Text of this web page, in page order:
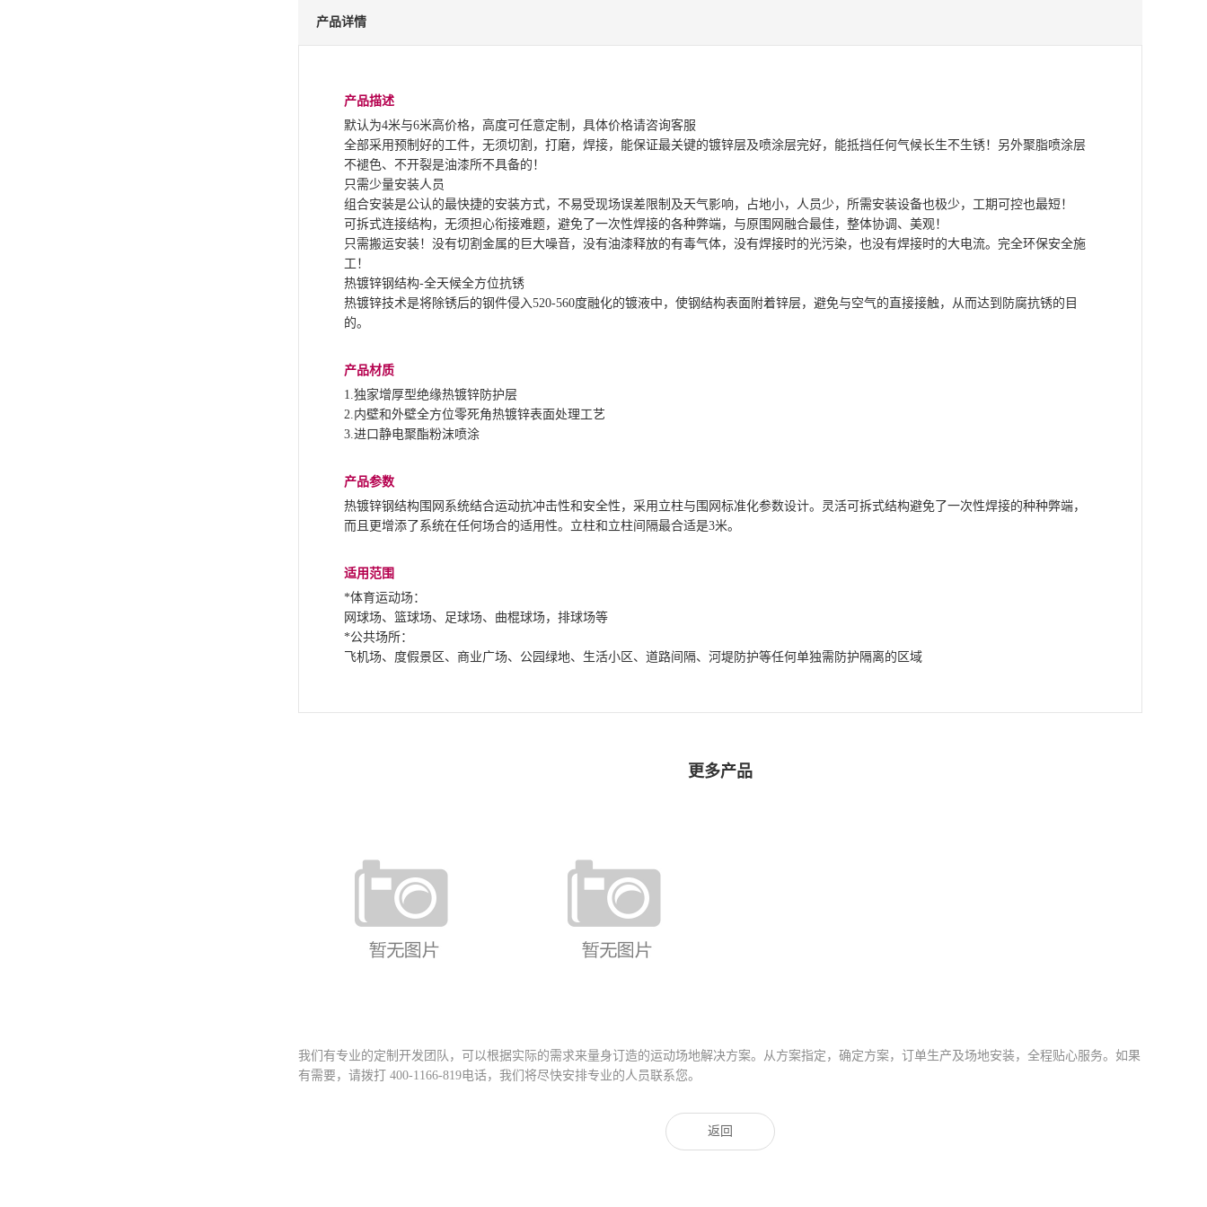
产品详情
产品描述
默认为4米与6米高价格，高度可任意定制，具体价格请咨询客服
全部采用预制好的工件，无须切割，打磨，焊接，能保证最关键的镀锌层及喷涂层完好，能抵挡任何气候长生不生锈！另外聚脂喷涂层
不褪色、不开裂是油漆所不具备的！
只需少量安装人员
组合安装是公认的最快捷的安装方式，不易受现场误差限制及天气影响，占地小，人员少，所需安装设备也极少，工期可控也最短！
可拆式连接结构，无须担心衔接难题，避免了一次性焊接的各种弊端，与原围网融合最佳，整体协调、美观！
只需搬运安装！没有切割金属的巨大噪音，没有油漆释放的有毒气体，没有焊接时的光污染，也没有焊接时的大电流。完全环保安全施
工！
热镀锌钢结构-全天候全方位抗锈
热镀锌技术是将除锈后的钢件侵入520-560度融化的镀液中，使钢结构表面附着锌层，避免与空气的直接接触，从而达到防腐抗锈的目
的。
产品材质
1.独家增厚型绝缘热镀锌防护层
2.内壁和外壁全方位零死角热镀锌表面处理工艺
3.进口静电聚酯粉沫喷涂
产品参数
热镀锌钢结构围网系统结合运动抗冲击性和安全性，采用立柱与围网标准化参数设计。灵活可拆式结构避免了一次性焊接的种种弊端，
而且更增添了系统在任何场合的适用性。立柱和立柱间隔最合适是3米。
适用范围
*体育运动场：
网球场、篮球场、足球场、曲棍球场，排球场等
*公共场所：
飞机场、度假景区、商业广场、公园绿地、生活小区、道路间隔、河堤防护等任何单独需防护隔离的区域
更多产品
全铝合金圆管组合式围网——铝
合金扣件
热镀锌圆管组合式围网—铝合金
扣件
我们有专业的定制开发团队，可以根据实际的需求来量身订造的运动场地解决方案。从方案指定，确定方案，订单生产及场地安装，全程贴心服务。如果
有需要，请拨打 400-1166-819电话，我们将尽快安排专业的人员联系您。
返回